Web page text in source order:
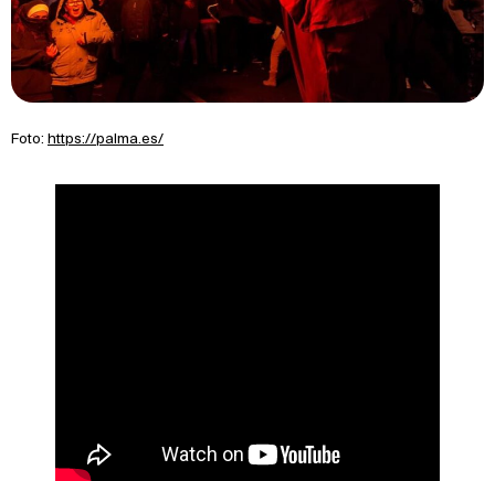
Foto: https://palma.es/